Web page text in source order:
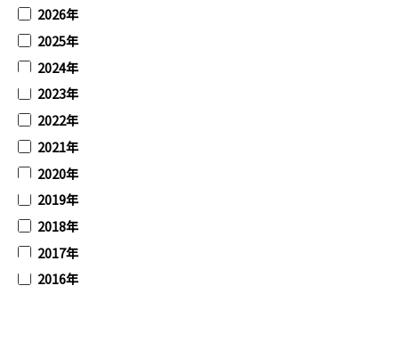
2026年
2025年
2024年
2023年
2022年
2021年
2020年
2019年
2018年
2017年
2016年